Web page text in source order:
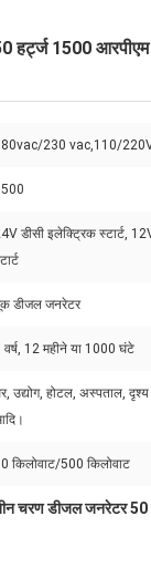
हर्ट्ज 1500
230 vac,110/
डीसी इलेक्ट्रिक स्टार्ट,
डीजल जनरेटर
वर्ष, 12 महीने या 1000 घंटे
उद्योग, होटल, अस्पताल, दृश्य
किलोवाट/500 किलोवाट
चरण डीजल जनरेटर 50